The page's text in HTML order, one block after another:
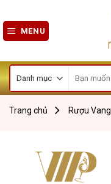
to
content
MENU
kiếm:
Trang chủ Rượu Vang